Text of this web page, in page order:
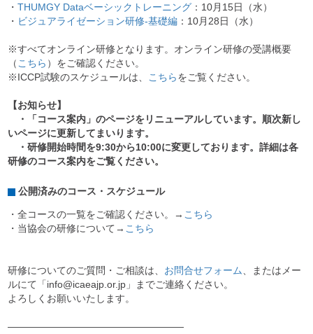
・THUMGY Dataベーシックトレーニング ：10月15日（水）
・ ビジュアライゼーション研修-基礎編 ：10月28日（水）
※すべてオンライン研修となります。オンライン研修の受講概要
（ こちら ）をご確認ください。
※ICCP試験のスケジュールは、
こちらをご覧ください。
【お知らせ】
・「コース案内」のページをリニューアルしています。順次新し
いページに更新してまいります。
・研修開始時間を9:30から10:00に変更しております。詳細は各
研修のコース案内をご覧ください。
公開済みのコース・スケジュール
・全コースの一覧をご確認ください。→ こちら
・当協会の研修について→ こちら
研修についてのご質問・ご相談は、 お問合せフォーム
、またはメー
ルにて「info@icaeajp.or.jp」までご連絡ください。
よろしくお願いいたします。
——————————————————